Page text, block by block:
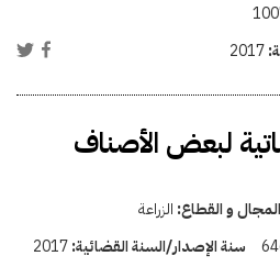
2017
لبعض الأصناف
المجال و القطاع: الزراعة
سنة الإصدار/السنة القضائية:2017